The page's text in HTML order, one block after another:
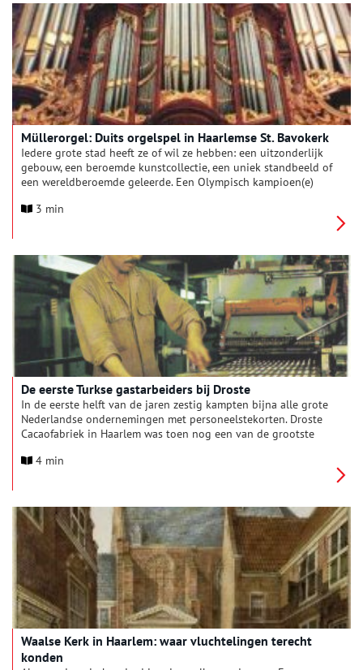
Müllerorgel: Duits orgelspel in Haarlemse St. Bavokerk
Iedere grote stad heeft ze of wil ze hebben: een uitzonderlijk
gebouw, een beroemde kunstcollectie, een uniek standbeeld of
een wereldberoemde geleerde. Een Olympisch kampioen(e)
stedentrots de revue laten passeren, valt op dat ze vaak
vluchteling Frans Hals en aan de Vleeshal, een creatie van de
Vlaamse stadsarchitect Lieven de Key. In de Grote of St.
Bavokerk bevindt zich nog zo’n wereldberoemde schepping
van een migrant. Tussen 1735 en 1738 bouwde de Duitser
Christian Müller daar het nieuwe grote orgel. Müller bouwde
meer belangrijke orgels, maar het was het Haarlemse dat hem
onsterfelijke roem bracht.
3 min
De eerste Turkse gastarbeiders bij Droste
In de eerste helft van de jaren zestig kampten bijna alle grote
Nederlandse ondernemingen met personeelstekorten. Droste
Cacaofabriek in Haarlem was toen nog een van de grootste
haar lief was. Bij Droste kwam de grootste groep arbeiders uit
4 min
Waalse Kerk in Haarlem: waar vluchtelingen terecht
konden